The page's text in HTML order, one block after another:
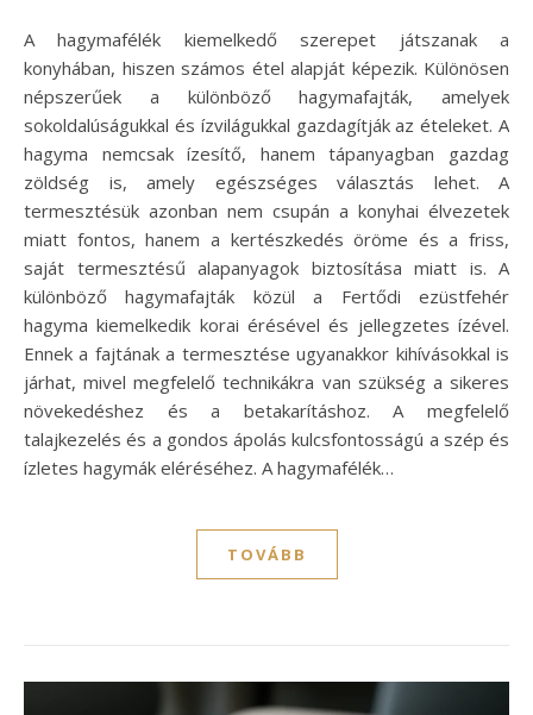
A hagymafélék kiemelkedő szerepet játszanak a
konyhában, hiszen számos étel alapját képezik. Különösen
népszerűek a különböző hagymafajták, amelyek
sokoldalúságukkal és ízvilágukkal gazdagítják az ételeket. A
hagyma nemcsak ízesítő, hanem tápanyagban gazdag
zöldség is, amely egészséges választás lehet. A
termesztésük azonban nem csupán a konyhai élvezetek
miatt fontos, hanem a kertészkedés öröme és a friss,
saját termesztésű alapanyagok biztosítása miatt is. A
különböző hagymafajták közül a Fertődi ezüstfehér
hagyma kiemelkedik korai érésével és jellegzetes ízével.
Ennek a fajtának a termesztése ugyanakkor kihívásokkal is
járhat, mivel megfelelő technikákra van szükség a sikeres
növekedéshez és a betakarításhoz. A megfelelő
talajkezelés és a gondos ápolás kulcsfontosságú a szép és
ízletes hagymák eléréséhez. A hagymafélék…
TOVÁBB